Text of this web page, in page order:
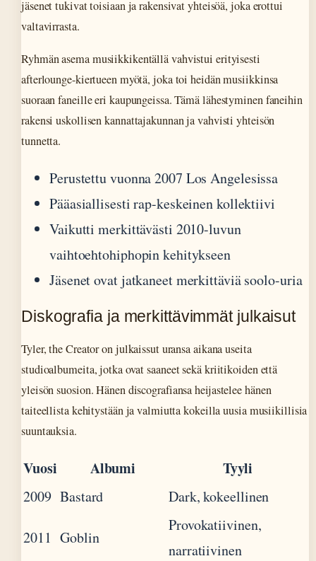
jäsenet tukivat toisiaan ja rakensivat yhteisöä, joka erottui
valtavirrasta.
Ryhmän asema musiikkikentällä vahvistui erityisesti
afterlounge-kiertueen myötä, joka toi heidän musiikkinsa
suoraan faneille eri kaupungeissa. Tämä lähestyminen faneihin
rakensi uskollisen kannattajakunnan ja vahvisti yhteisön
tunnetta.
Perustettu vuonna 2007 Los Angelesissa
Pääasiallisesti rap-keskeinen kollektiivi
Vaikutti merkittävästi 2010-luvun
vaihtoehtohiphopin kehitykseen
Jäsenet ovat jatkaneet merkittäviä soolo-uria
Diskografia ja merkittävimmät julkaisut
Tyler, the Creator on julkaissut uransa aikana useita
studioalbumeita, jotka ovat saaneet sekä kriitikoiden että
yleisön suosion. Hänen discografiansa heijastelee hänen
taiteellista kehitystään ja valmiutta kokeilla uusia musiikillisia
suuntauksia.
Vuosi Albumi Tyyli
2009 Bastard Dark, kokeellinen
2011 Goblin
Provokatiivinen,
narratiivinen